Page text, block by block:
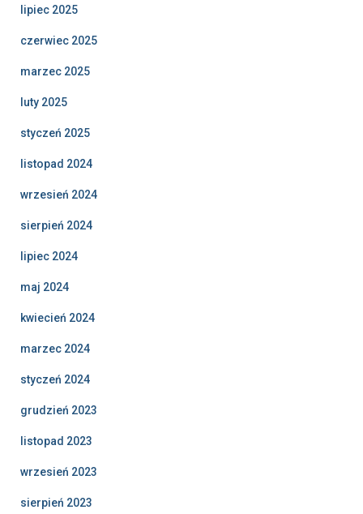
lipiec 2025
czerwiec 2025
marzec 2025
luty 2025
styczeń 2025
listopad 2024
wrzesień 2024
sierpień 2024
lipiec 2024
maj 2024
kwiecień 2024
marzec 2024
styczeń 2024
grudzień 2023
listopad 2023
wrzesień 2023
sierpień 2023